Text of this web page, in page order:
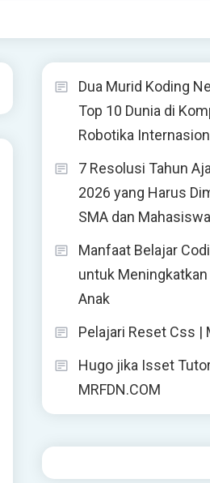
Dua Murid Koding
Top 10 Dunia di
Robotika
7 Resolusi Tahun
2026 yang Harus
SMA dan
Manfaat Belajar
untuk
Anak
Pelajari Reset Css |
Hugo jika Isset
MRFDN.COM